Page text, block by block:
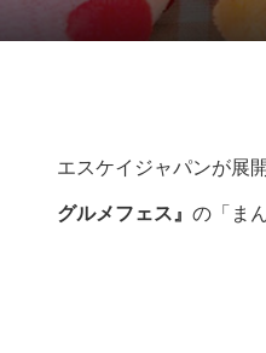
エスケイジャパンが展
グルメフェス』 の「ま